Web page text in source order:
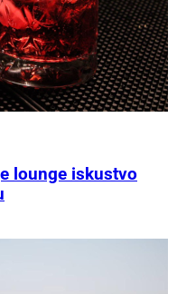
lounge iskustvo